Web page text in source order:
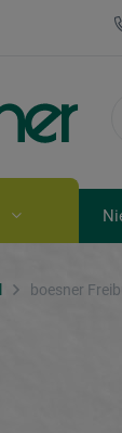
boesner